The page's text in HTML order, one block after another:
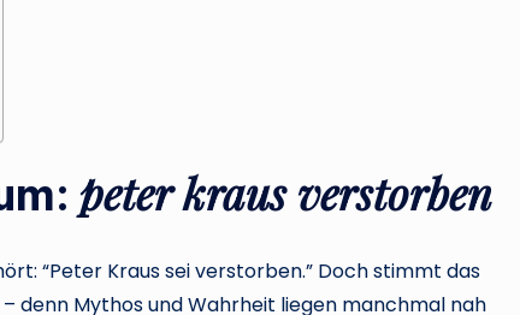
peter kraus verstorben
“Peter Kraus sei verstorben.” Doch stimmt das
denn Mythos und Wahrheit liegen manchmal nah